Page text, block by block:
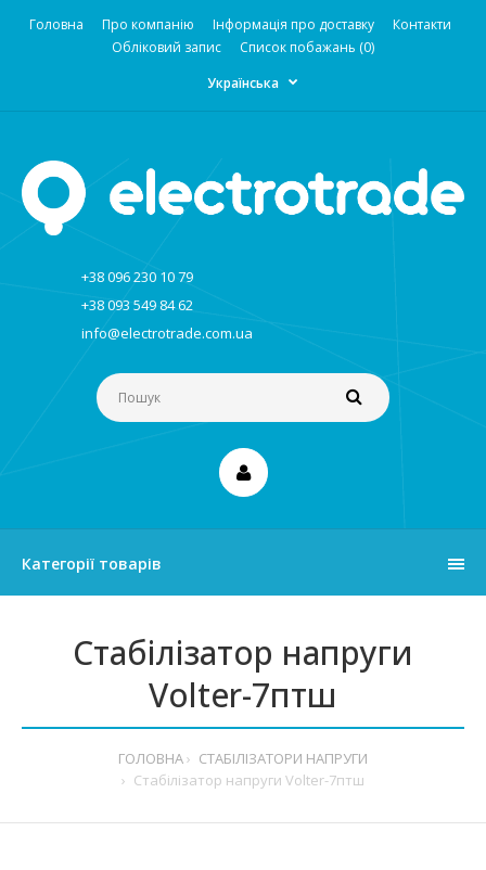
Головна Про компанію Інформація про доставку
Контакти
Обліковий запис
Список побажань (0)
Українська
+38 096 230 10 79
+38 093 549 84 62
info@electrotrade.com.ua
Категорії товарів
Стабілізатор напруги
Volter-7птш
ГОЛОВНА
СТАБІЛІЗАТОРИ НАПРУГИ
Стабілізатор напруги Volter-7птш